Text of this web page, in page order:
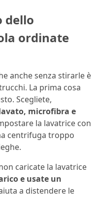
dello
ordinate
anche senza stirarle è
La prima cosa
Scegliete,
microfibra e
la lavatrice con
centrifuga troppo
caricate la lavatrice
e usate un
a distendere le